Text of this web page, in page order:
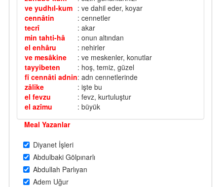
ve yudhıl-kum : ve dahil eder, koyar
cennâtin
: cennetler
tecrî
: akar
min tahti-hâ
: onun altından
el enhâru
: nehirler
ve mesâkine
: ve meskenler, konutlar
tayyibeten
: hoş, temiz, güzel
fî cennâti adnin: adn cennetlerinde
zâlike
: işte bu
el fevzu
: fevz, kurtuluştur
el azîmu
: büyük
Meal Yazanlar
Diyanet İşleri
Abdulbaki Gölpınarlı
Abdullah Parlıyan
Adem Uğur